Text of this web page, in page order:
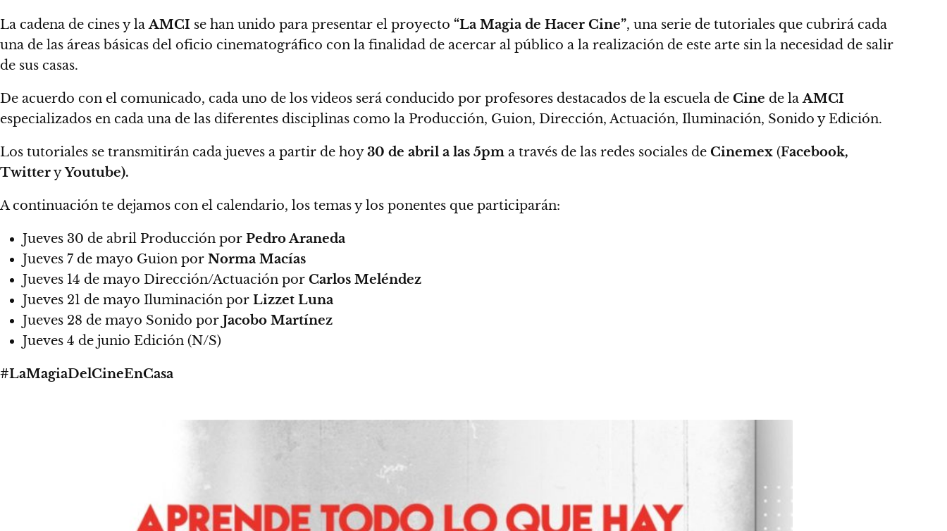
La cadena de cines y laAMCI se han unido para presentar el proyecto “La Magia de Hacer Cine”, una serie de tutoriales que cubrirá cada
una de las áreas básicas del oficio cinematográfico con la finalidad de acercar al público a la realización de este arte sin la necesidad de salir
de sus casas.
De acuerdo con el comunicado, cada uno de los videos será conducido por profesores destacados de la escuela de Cine de laAMCI
especializados en cada una de las diferentes disciplinas como la Producción, Guion, Dirección, Actuación, Iluminación, Sonido y Edición.
Los tutoriales se transmitirán cada jueves a partir de hoy30 de abril a las 5pm a través de las redes sociales de Cinemex (Facebook,
TwitteryYoutube).
A continuación te dejamos con el calendario, los temas y los ponentes que participarán:
Jueves 30 de abril Producción por Pedro Araneda
Jueves 7 de mayo Guion por Norma Macías
Jueves 14 de mayo Dirección/Actuación por Carlos Meléndez
Jueves 21 de mayo Iluminación por Lizzet Luna
Jueves 28 de mayo Sonido por Jacobo Martínez
Jueves 4 de junio Edición (N/S)
#LaMagiaDelCineEnCasa